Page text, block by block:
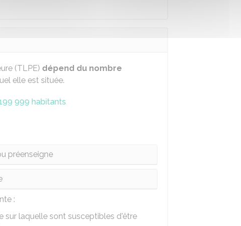
(TLPE) dépend du nombre
elle est située.
999 habitants
préenseigne
:
sur laquelle sont susceptibles d'être